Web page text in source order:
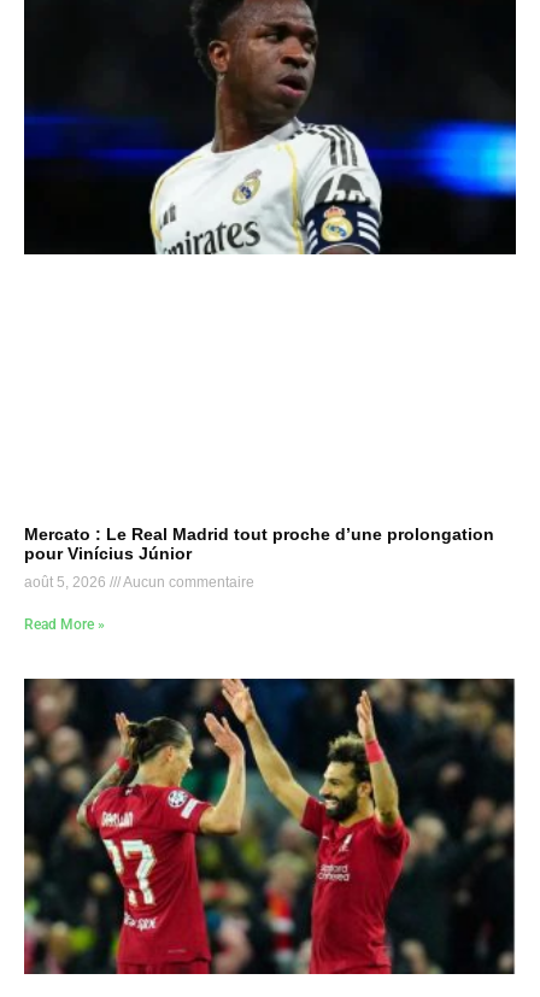
Mercato : Le Real Madrid tout proche d’une prolongation
pour Vinícius Júnior
août 5, 2026 Aucun commentaire
Read More »